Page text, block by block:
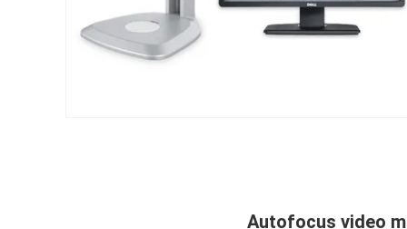
Autofocus video